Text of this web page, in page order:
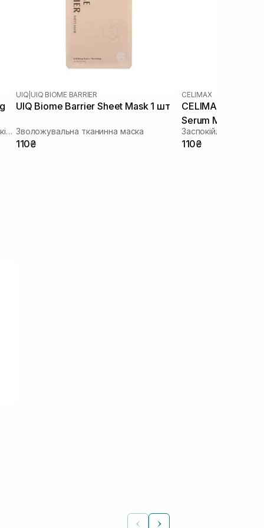
Зволожуюча тканинна маска зі заспокійливою та антивіковою дією
UIQ UIQ BIOME BARRIER
UIQ Biome Barrier Sheet Mask 1 шт
Зволожувальна тканинна маска
110₴
CELIMAX
CELIMAX The
Serum Mask 1 шт
110₴